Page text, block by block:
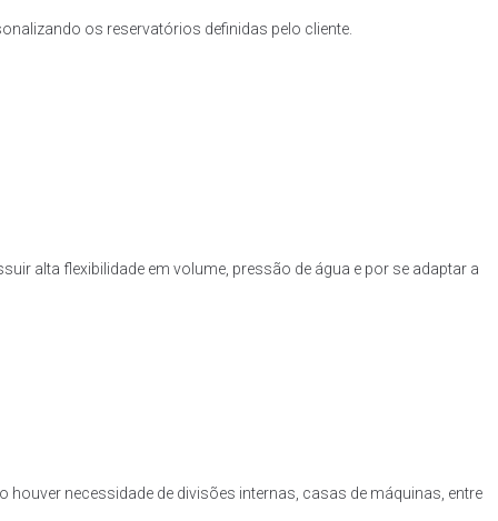
os reservatórios definidas pelo cliente.
alta flexibilidade em volume, pressão de água e por se adaptar a
necessidade de divisões internas, casas de máquinas, entre